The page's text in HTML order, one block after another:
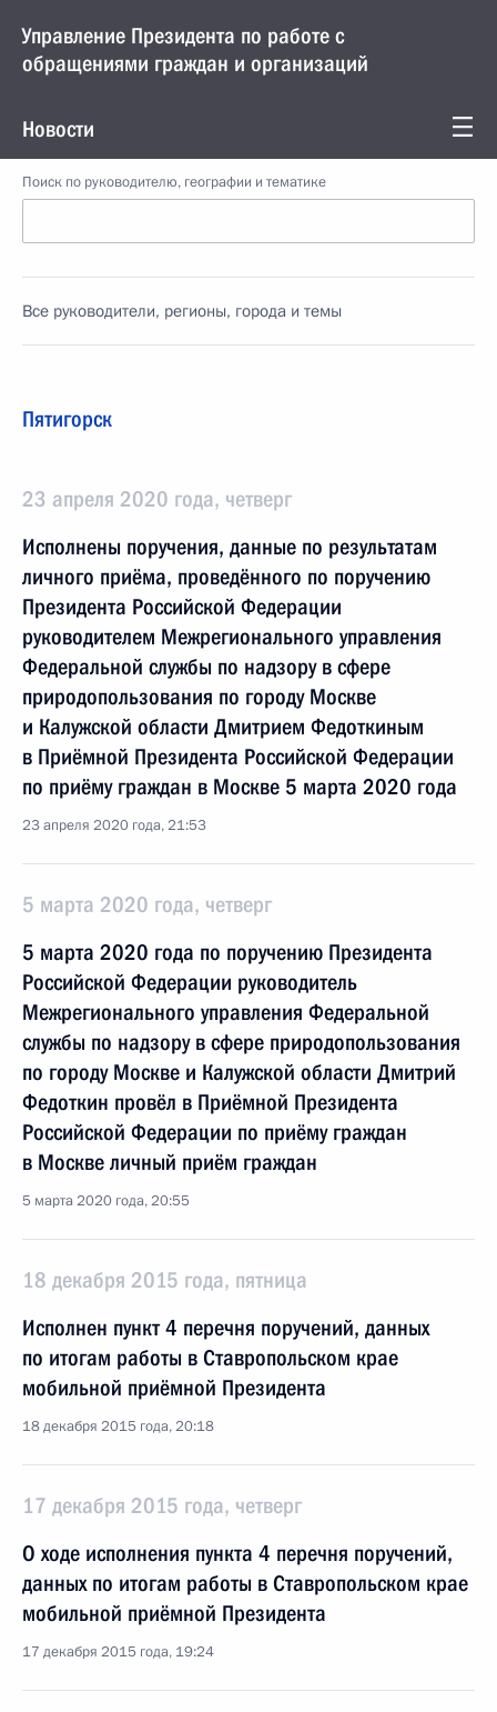
Управление Президента по работе с
обращениями граждан и организаций
Новости
Поиск по руководителю, географии и тематике
Все руководители, регионы, города и темы
Пятигорск
23 апреля 2020 года, четверг
Исполнены поручения, данные по результатам
личного приёма, проведённого по поручению
Президента Российской Федерации
руководителем Межрегионального управления
Федеральной службы по надзору в сфере
природопользования по городу Москве
и Калужской области Дмитрием Федоткиным
в Приёмной Президента Российской Федерации
по приёму граждан в Москве 5 марта 2020 года
23 апреля 2020 года, 21:53
5 марта 2020 года, четверг
5 марта 2020 года по поручению Президента
Российской Федерации руководитель
Межрегионального управления Федеральной
службы по надзору в сфере природопользования
по городу Москве и Калужской области Дмитрий
Федоткин провёл в Приёмной Президента
Российской Федерации по приёму граждан
в Москве личный приём граждан
5 марта 2020 года, 20:55
18 декабря 2015 года, пятница
Исполнен пункт 4 перечня поручений, данных
по итогам работы в Ставропольском крае
мобильной приёмной Президента
18 декабря 2015 года, 20:18
17 декабря 2015 года, четверг
О ходе исполнения пункта 4 перечня поручений,
данных по итогам работы в Ставропольском крае
мобильной приёмной Президента
17 декабря 2015 года, 19:24